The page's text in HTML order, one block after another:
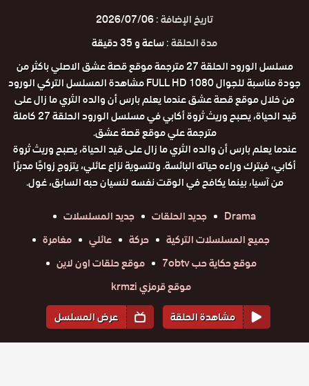
تاريخ الإضافة :2026/07/06
مدة الحلقة :ساعة و 35 دقيقة
مسلسل الورود الحلقة 27 مترجمة موقع قصة عشق الاصلي باكثر من
جودة مناسبة للجوال FULL HD 1080 مشاهدة المسلسل التركي الورود
من خلال موقع قصة عشق عندما يعلم بارس أن والده الثري ما زال على
قيد الحياة، يصبح وريث ثروة أكابي في مسلسل الورود الحلقة 27 كاملة
مترجمة علي موقع قصة عشق.
عندما يعلم بارس أن والده الثري ما زال على قيد الحياة، يصبح وريث ثروة
أكابي، فيترك وراءه حياته البائسة. ولتسوية نزاع عائلي، يتزوج زواجًا مدبرًا
من آسيا، بينما يكافح في الوقت نفسه لنسيان حبه السابق، غول.
Drama
جديد الحلقات
جديد المسلسلات
جميع المسلسلات التركية
حركة عائلي
مغامرة
موقع حكاية حب 7obtv
موقع حلقات اون لاين
موقع قرمزي krmzi
مشاهدة الحلقة
عرض المسلسل